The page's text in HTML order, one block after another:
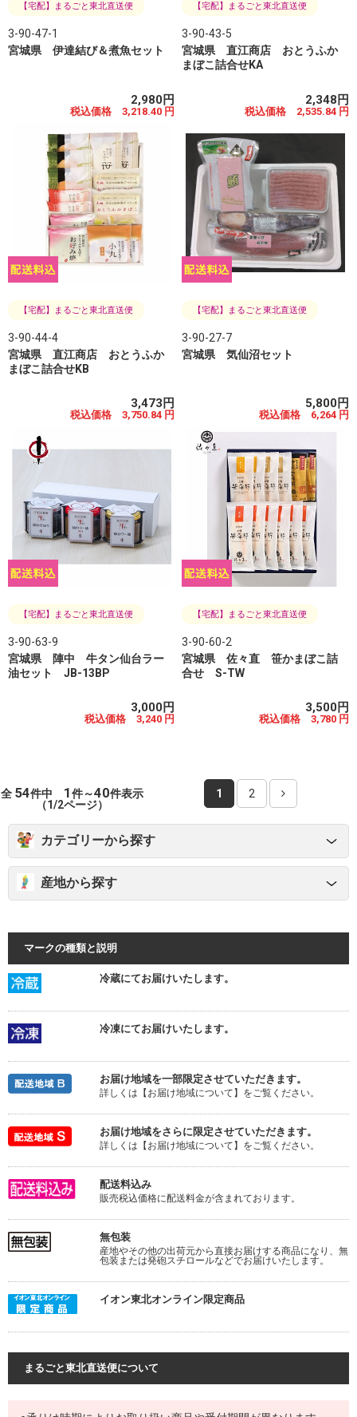
【宅配】まるごと東北直送便
3-90-47-1
宮城県 伊達結び＆煮魚セット
2,980円
税込価格 3,218.40 円
【宅配】まるごと東北直送便
3-90-43-5
宮城県 直江商店 おとうふか
まぼこ詰合せKA
2,348円
税込価格 2,535.84 円
【宅配】まるごと東北直送便
3-90-44-4
宮城県 直江商店 おとうふか
まぼこ詰合せKB
3,473円
税込価格 3,750.84 円
【宅配】まるごと東北直送便
3-90-27-7
宮城県 気仙沼セット
5,800円
税込価格 6,264 円
【宅配】まるごと東北直送便
3-90-63-9
宮城県 陣中 牛タン仙台ラー
油セット JB-13BP
3,000円
税込価格 3,240 円
【宅配】まるごと東北直送便
3-90-60-2
宮城県 佐々直 笹かまぼこ詰
合せ S-TW
3,500円
税込価格 3,780 円
全 54件中 1件～40件表示
（1/2ページ）
1 2
カテゴリーから探す
産地から探す
マークの種類と説明
冷蔵にてお届けいたします。
冷凍にてお届けいたします。
お届け地域を一部限定させていただきます。
詳しくは【お届け地域について】をご覧ください。
お届け地域をさらに限定させていただきます。
詳しくは【お届け地域について】をご覧ください。
配送料込み
販売税込価格に配送料金が含まれております。
無包装
産地やその他の出荷元から直接お届けする商品になり、無
包装または発砲スチロールなどでお届けいたします。
イオン東北オンライン限定商品
まるごと東北直送便について